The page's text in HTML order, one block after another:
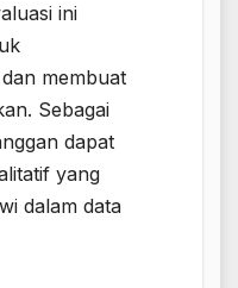
ini
membuat
Sebagai
dapat
yang
dalam data